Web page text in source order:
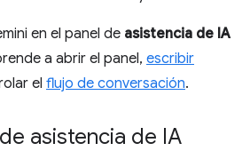
en el panel de asistencia de IA
a abrir el panel, escribir
el flujo de conversación.
asistencia de IA